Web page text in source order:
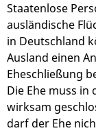
Staatenlose
ausländische
in Deutschland
Ausland einen
Eheschließung
Die Ehe muss in
wirksam
darf der Ehe